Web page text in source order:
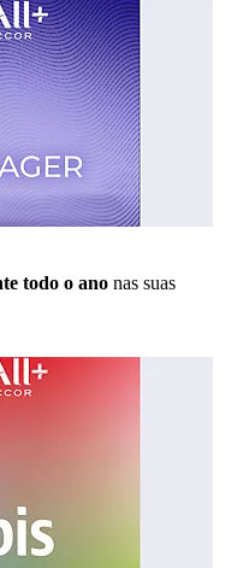
todo o ano nas suas